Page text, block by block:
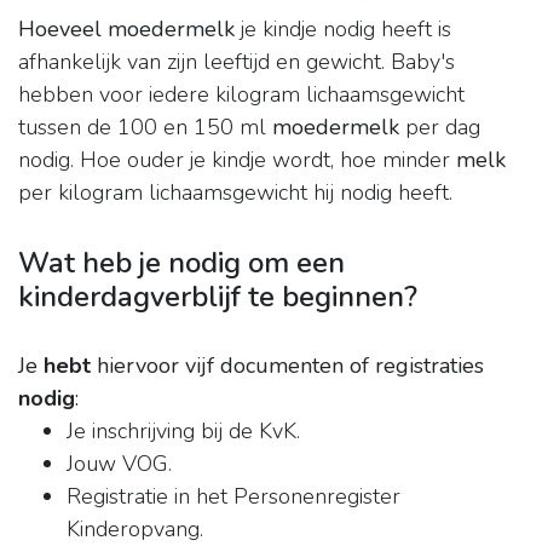
Hoeveel moedermelk je kindje nodig heeft is
afhankelijk van zijn leeftijd en gewicht. Baby's
hebben voor iedere kilogram lichaamsgewicht
tussen de 100 en 150 ml moedermelk per dag
nodig. Hoe ouder je kindje wordt, hoe minder melk
per kilogram lichaamsgewicht hij nodig heeft.
Wat heb je nodig om een
kinderdagverblijf te beginnen?
Je hebt hiervoor vijf documenten of registraties
nodig:
Je inschrijving bij de KvK.
Jouw VOG.
Registratie in het Personenregister
Kinderopvang.